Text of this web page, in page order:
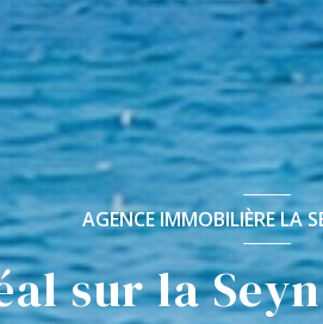
AGENCE IMMOBILIÈRE LA
sur la